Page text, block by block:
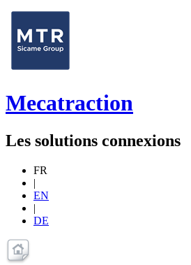
Mecatraction
Les solutions connexions
FR
|
EN
|
DE